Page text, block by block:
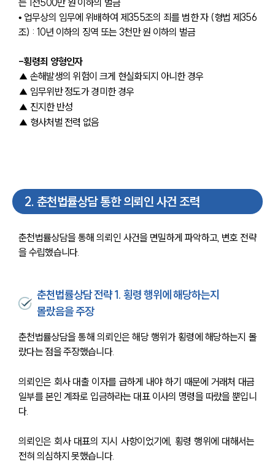
• 업무상의 임무에 위배하여 제355조의 죄를 범한 자 (형법 제356
조) : 10년 이하의 징역 또는 3천만 원 이하의 벌금
-횡령죄 양형인자
▲ 손해발생의 위험이 크게 현실화되지 아니한 경우
▲ 임무위반 정도가 경미한 경우
▲ 진지한 반성
▲ 형사처벌 전력 없음
2. 춘천법률상담 통한 의뢰인 사건 조력
춘천법률상담을 통해 의뢰인 사건을 면밀하게 파악하고, 변호 전략
을 수립했습니다.
춘천법률상담 전략 1. 횡령 행위에 해당하는지
몰랐음을 주장
춘천법률상담을 통해 의뢰인은 해당 행위가 횡령에 해당하는지 몰
랐다는 점을 주장했습니다.
의뢰인은 회사 대출 이자를 급하게 내야 하기 때문에 거래처 대금
일부를 본인 계좌로 입금하라는 대표 이사의 명령을 따랐을 뿐입니
다.
의뢰인은 회사 대표의 지시 사항이었기에, 횡령 행위에 대해서는
전혀 의심하지 못했습니다.